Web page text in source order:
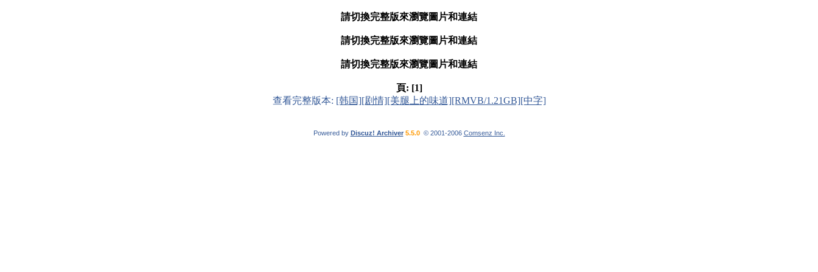
請切換完整版來瀏覽圖片和連結
請切換完整版來瀏覽圖片和連結
請切換完整版來瀏覽圖片和連結
頁: [1]
查看完整版本: [韩国][剧情][美腿上的味道][RMVB/1.21GB][中字]
Powered by Discuz! Archiver 5.5.0© 2001-2006 Comsenz Inc.